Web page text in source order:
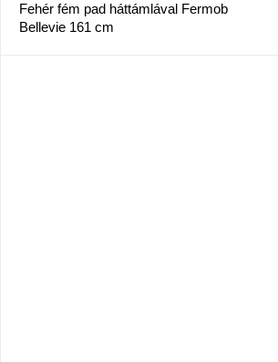
Fehér fém pad háttámlával Fermob
Bellevie 161 cm